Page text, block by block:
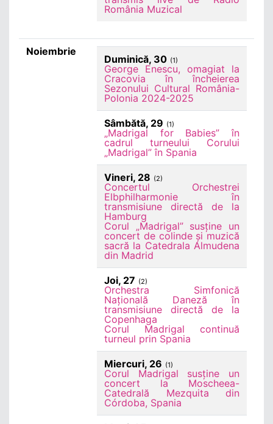
România Muzical
Noiembrie
Duminică, 30 (1)
George Enescu, omagiat la
Cracovia în încheierea
Sezonului Cultural România-
Polonia 2024-2025
Sâmbătă, 29 (1)
„Madrigal for Babies” în
cadrul turneului Corului
„Madrigal” în Spania
Vineri, 28 (2)
Concertul Orchestrei
Elbphilharmonie în
transmisiune directă de la
Hamburg
Corul „Madrigal” susține un
concert de colinde și muzică
sacră la Catedrala Almudena
din Madrid
Joi, 27 (2)
Orchestra Simfonică
Națională Daneză în
transmisiune directă de la
Copenhaga
Corul Madrigal continuă
turneul prin Spania
Miercuri, 26 (1)
Corul Madrigal susține un
concert la Moscheea-
Catedrală Mezquita din
Córdoba, Spania